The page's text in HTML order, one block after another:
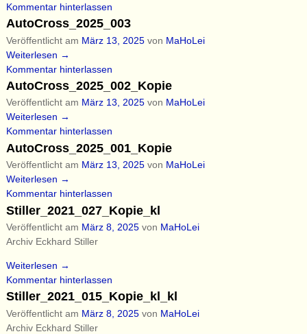
Kommentar hinterlassen
AutoCross_2025_003
Veröffentlicht am März 13, 2025 von MaHoLei
Weiterlesen →
Kommentar hinterlassen
AutoCross_2025_002_Kopie
Veröffentlicht am März 13, 2025 von MaHoLei
Weiterlesen →
Kommentar hinterlassen
AutoCross_2025_001_Kopie
Veröffentlicht am März 13, 2025 von MaHoLei
Weiterlesen →
Kommentar hinterlassen
Stiller_2021_027_Kopie_kl
Veröffentlicht am März 8, 2025 von MaHoLei
Archiv Eckhard Stiller
Weiterlesen →
Kommentar hinterlassen
Stiller_2021_015_Kopie_kl_kl
Veröffentlicht am März 8, 2025 von MaHoLei
Archiv Eckhard Stiller